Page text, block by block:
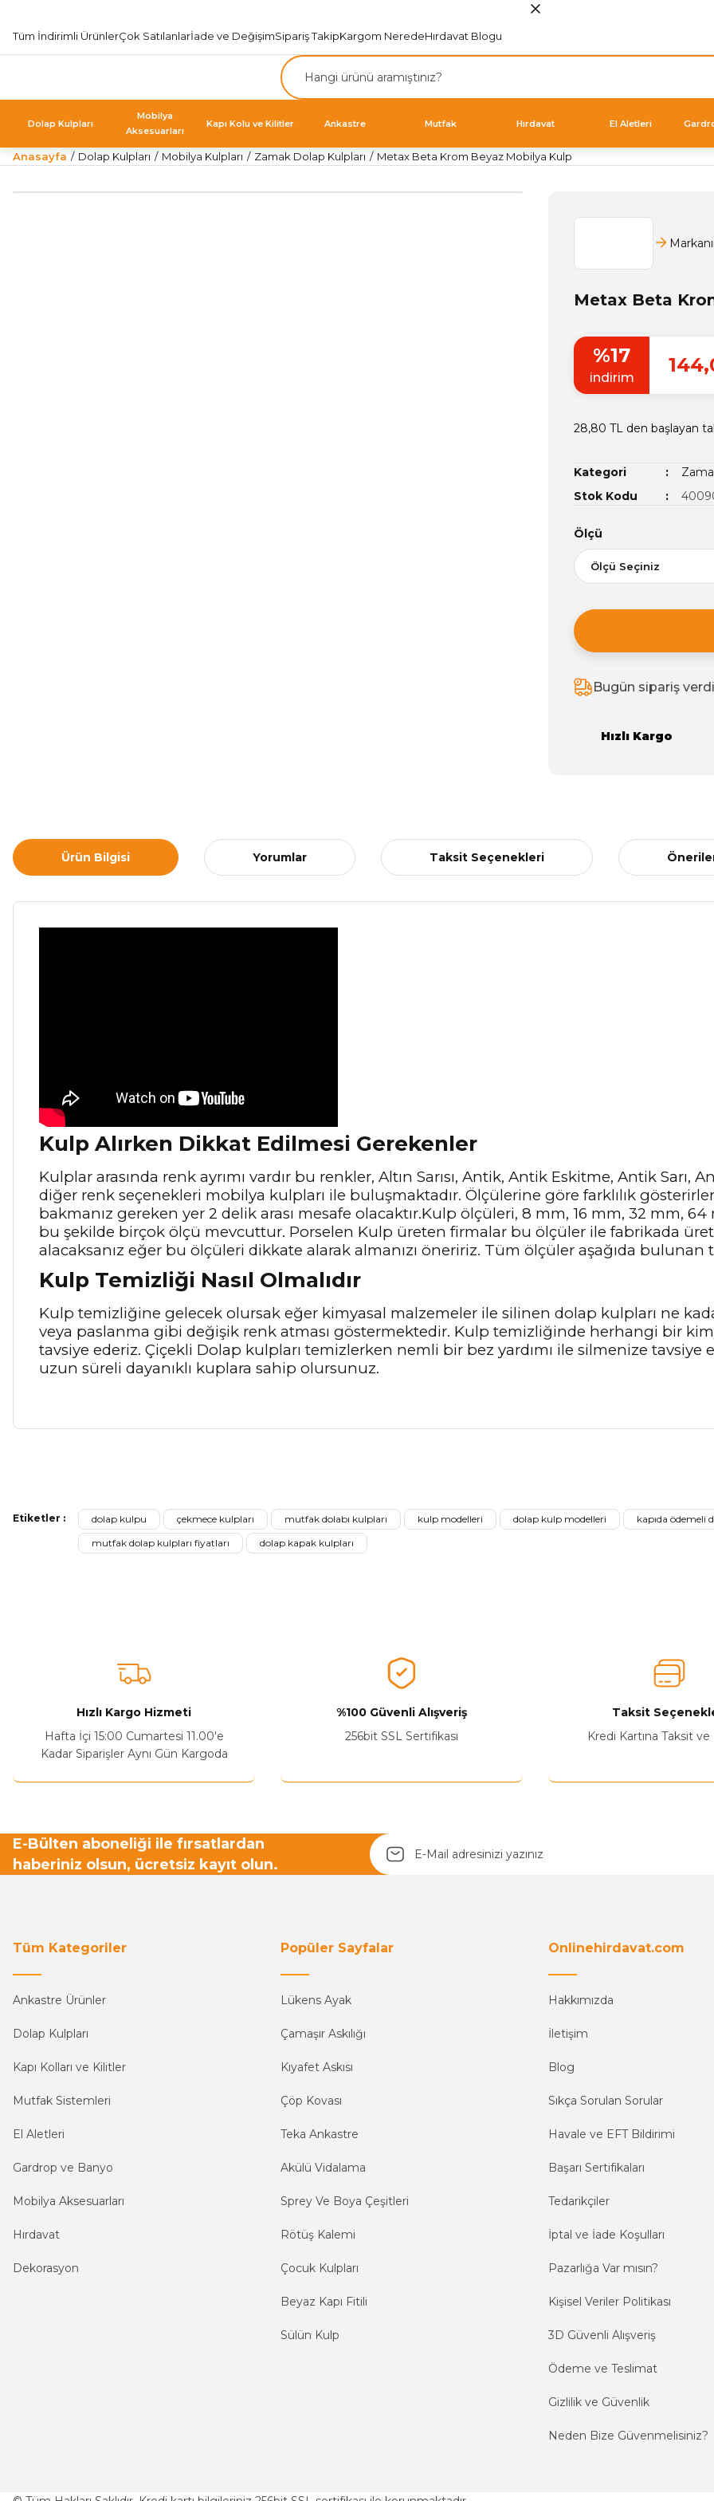
Tüm İndirimli ÜrünlerÇok Satılanlarİade ve DeğişimSipariş TakipKargom NeredeHırdavat Blogu
Dolap Kulpları
Mobilya
Aksesuarları
Kapı Kolu ve Kilitler Ankastre Mutfak Hırdavat El Aletleri
Anasayfa Dolap Kulpları Mobilya Kulpları Zamak Dolap Kulpları Metax Beta Krom Beyaz Mobilya Kulp
Metax Beta
%17
indirim
28,80 TL den başlayan
Kategori
Stok Kodu
Ölçü
Bugün sipariş
Hızlı Kargo
Ürün Bilgisi Yorumlar Taksit Seçenekleri
Kulp Alırken Dikkat Edilmesi Gerekenler
Kulplar arasında renk ayrımı vardır bu renkler, Altın Sarısı, Antik, Antik Eskitme, Antik Sarı,
diğer renk seçenekleri mobilya kulpları ile buluşmaktadır. Ölçülerine göre farklılık
bakmanız gereken yer 2 delik arası mesafe olacaktır.Kulp ölçüleri, 8 mm, 16 mm, 32 mm,
bu şekilde birçok ölçü mevcuttur. Porselen Kulp üreten firmalar bu ölçüler ile fabrikada
alacaksanız eğer bu ölçüleri dikkate alarak almanızı öneririz. Tüm ölçüler aşağıda bulunan
Kulp Temizliği Nasıl Olmalıdır
Kulp temizliğine gelecek olursak eğer kimyasal malzemeler ile silinen dolap kulpları ne
veya paslanma gibi değişik renk atması göstermektedir. Kulp temizliğinde herhangi bir
tavsiye ederiz. Çiçekli Dolap kulpları temizlerken nemli bir bez yardımı ile silmenize tavsiye
uzun süreli dayanıklı kuplara sahip olursunuz.
Ürün resmi kalitesiz, bozuk veya görüntülenemiyor.
Ürün açıklamasında eksik bilgiler bulunuyor.
Etiketler : dolap kulpu çekmece kulpları mutfak dolabı kulpları kulp modelleri dolap kulp modelleri kapıda ödemeli
mutfak dolap kulpları fiyatları
dolap kapak kulpları
Hızlı Kargo Hizmeti
Hafta İçi 15:00 Cumartesi 11.00'e
Kadar Siparişler Aynı Gün Kargoda
%100 Güvenli Alışveriş
256bit SSL Sertifikası
Taksit
Kredi Kartına Taksit ve
E-Bülten aboneliği ile fırsatlardan
haberiniz olsun, ücretsiz kayıt olun.
Tüm Kategoriler
Ankastre Ürünler
Dolap Kulpları
Kapı Kolları ve Kilitler
Mutfak Sistemleri
El Aletleri
Gardrop ve Banyo
Mobilya Aksesuarları
Hırdavat
Dekorasyon
Popüler Sayfalar
Lükens Ayak
Çamaşır Askılığı
Kıyafet Askısı
Çöp Kovası
Teka Ankastre
Akülü Vidalama
Sprey Ve Boya Çeşitleri
Rötüş Kalemi
Çocuk Kulpları
Beyaz Kapı Fitili
Sülün Kulp
Onlinehirdavat.com
Hakkımızda
İletişim
Blog
Sıkça Sorulan Sorular
Havale ve EFT Bildirimi
Başarı Sertifikaları
Tedarikçiler
İptal ve İade Koşulları
Pazarlığa Var mısın?
Kişisel Veriler Politikası
3D Güvenli Alışveriş
Ödeme ve Teslimat
Gizlilik ve Güvenlik
Neden Bize Güvenmelisiniz?